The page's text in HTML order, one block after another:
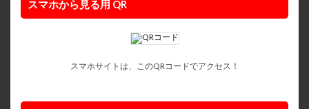
スマホから見る用 QR
スマホサイトは、このQRコードでアクセス！